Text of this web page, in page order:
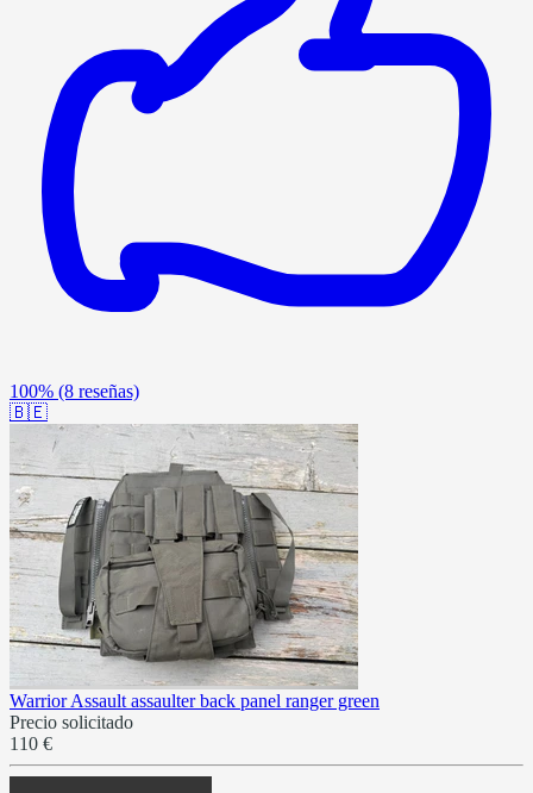
100% (8 reseñas)
🇧🇪
Warrior Assault assaulter back panel ranger green
Precio solicitado
110 €